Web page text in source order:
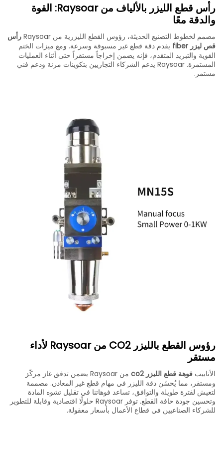
رأس قطع الليزر بالألياف من Raysoar: القوة
والدقة معًا
مصمم لخطوط التصنيع الحديثة، رؤوس القطع الليزرية من Raysoar
رأس
قص ليزر fiber
يقدم دقة قطع غير مسبوقة وسرعة. ومع ميزات الختم
القوية والتبريد المتقدم، فإنه يضمن إخراجاً مستقراً حتى أثناء العمليات
المستمرة. Raysoar يدعم الشركاء التجاريين بتكوينات مرنة ودعم فني
مستمر.
رؤوس القطع بالليزر CO2 من Raysoar لأداء
مستقر
الأنابيب فوهة قطع الليزر co2
من Raysoar يضمن تدفق غاز مركّز
ومستقر، مما يُحسّن دقة الليزر في مهام قطع غير المعادن. مصممة
لتعيش لفترة طويلة والتوافق، تساعد فوهاتنا في تقليل تشوه المادة
وتحسين جودة حافة القطع. توفر Raysoar حلولًا اقتصادية وقابلة للتطوير
للشركاء الصناعيين في قطاع الأعمال بأسعار معقولة.